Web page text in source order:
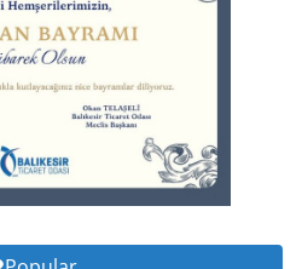
2026 Perşembe, 11:51
Kepsut’a Yatırım
2026 Perşembe, 16:43